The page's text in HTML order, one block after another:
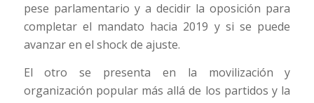
pese parlamentario y a decidir la oposición para
completar el mandato hacia 2019 y si se puede
avanzar en el shock de ajuste.
El otro se presenta en la movilización y
organización popular más allá de los partidos y la